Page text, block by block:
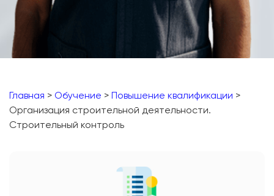
Главная > Обучение > Повышение квалификации >
Организация строительной деятельности.
Строительный контроль